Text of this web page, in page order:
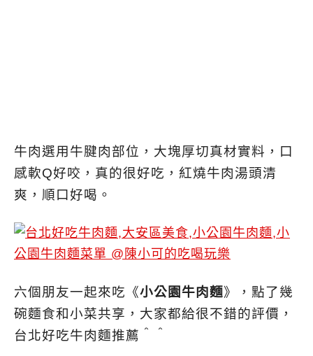
牛肉選用牛腱肉部位，大塊厚切真材實料，口
感軟Q好咬，真的很好吃，紅燒牛肉湯頭清
爽，順口好喝。
六個朋友一起來吃《小公園牛肉麵》，點了幾
碗麵食和小菜共享，大家都給很不錯的評價，
台北好吃牛肉麵推薦＾＾